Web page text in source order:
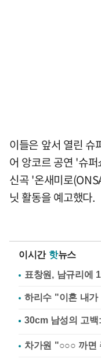
이들은 앞서 열린 슈
어 앙코르 공연 '슈
신곡 '온새미로
닛 활동을 예고했다.
이시간 핫뉴스
표창원, 남규리에
하리수 "이혼 내
차가원 "○○○ 까면